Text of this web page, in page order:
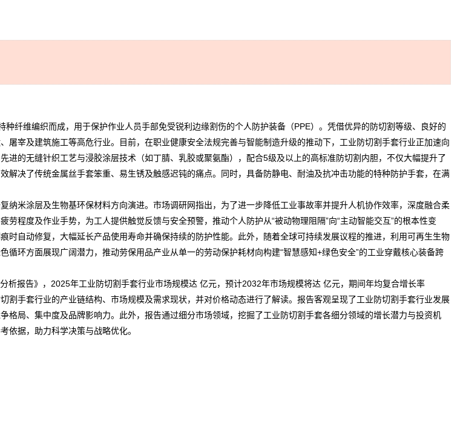
维编织而成，用于保护作业人员手部免受锐利边缘割伤的个人防护装备（PPE）。凭借优异的防切割等级、良好的
宰及建筑施工等高危行业。目前，在职业健康安全法规完善与智能制造升级的推动下， 工业防切割手套行业正加速向
的无缝针织工艺与浸胶涂层技术（如丁腈、乳胶或聚氨酯），配合5级及以上的高标准防切割内胆，不仅大幅提升了
决了传统金属丝手套笨重、易生锈及触感迟钝的痛点。同时，具备防静电、耐油及抗冲击功能的特种防护手套，在满
纳米涂层及生物基环保材料方向演进。市场调研网指出，为了进一步降低工业事故率并提升人机协作效率，深度融合柔
程度及作业手势，为工人提供触觉反馈与安全预警，推动个人防护从“被动物理阻隔”向“主动智能交互”的根本性变
自动修复，大幅延长产品使用寿命并确保持续的防护性能。此外，随着全球可持续发展议程的推进，利用可再生生物
环方面展现广阔潜力，推动劳保用品产业从单一的劳动保护耗材向构建“智慧感知+绿色安全”的工业穿戴核心装备跨
析报告》，2025年工业防切割手套行业市场规模达 亿元，预计2032年市场规模将达 亿元，期间年均复合增长率
割手套行业的产业链结构、市场规模及需求现状，并对价格动态进行了解读。报告客观呈现了工业防切割手套行业发展
格局、集中度及品牌影响力。此外，报告通过细分市场领域，挖掘了工业防切割手套各细分领域的增长潜力与投资机
依据，助力科学决策与战略优化。